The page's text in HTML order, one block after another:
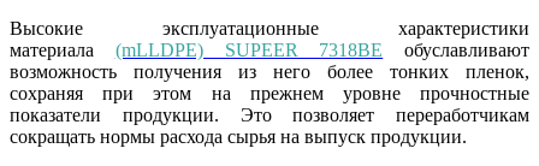
Высокие эксплуатационные характеристики
материала (mLLDPE) SUPEER 7318BE обуславливают
возможность получения из него более тонких пленок,
сохраняя при этом на прежнем уровне прочностные
показатели продукции. Это позволяет переработчикам
сокращать нормы расхода сырья на выпуск продукции.